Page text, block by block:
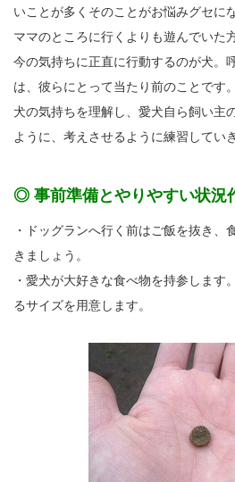
いことが多くそのことがお悩みグセに
ママのところに行くよりも遊んでいた
今の気持ちに正直に行動するのが犬。
は、彼らにとって当たり前のことです。
犬の気持ちを理解し、愛犬自ら飼い主
ように、考えさせるように練習してい
◎ 事前準備とやりやすい状況
・ドッグランへ行く前はご飯を抜き、
きましょう。
・愛犬が大好きな食べ物を持参します
るサイズを用意します。